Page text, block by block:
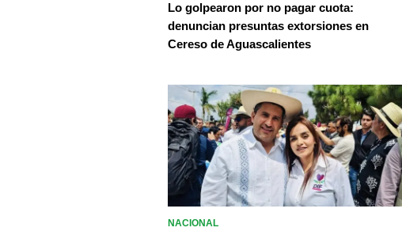
Lo golpearon por no pagar cuota:
denuncian presuntas extorsiones en
Cereso de Aguascalientes
NACIONAL